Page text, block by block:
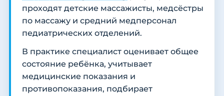
проходят детские массажисты, медсёстры
по массажу и средний медперсонал
педиатрических отделений.
В практике специалист оценивает общее
состояние ребёнка, учитывает
медицинские показания и
противопоказания, подбирает